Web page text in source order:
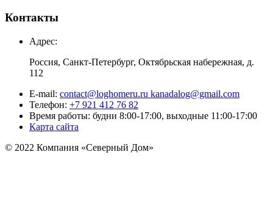
Контакты
Адрес:
Россия, Санкт-Петербург, Октябрьская набережная, д.
112
E-mail: contact@loghomeru.ru kanadalog@gmail.com
Телефон: +7 921 412 76 82
Время работы: будни 8:00-17:00, выходные 11:00-17:00
Карта сайта
© 2022 Компания «Северный Дом»